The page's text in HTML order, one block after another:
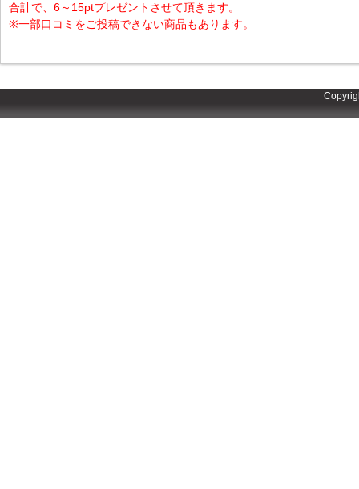
合計で、6～15ptプレゼントさせて頂きます。
※一部口コミをご投稿できない商品もあります。